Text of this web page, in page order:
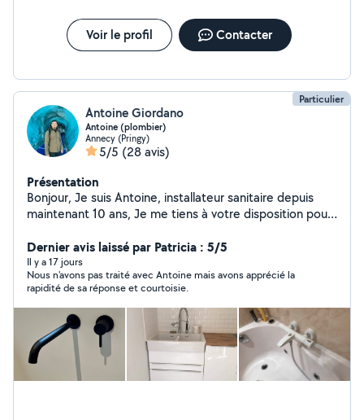
Voir le profil Contacter
Particulier
Antoine Giordano
Antoine (plombier)
Annecy (Pringy)
5/5 (28 avis)
Présentation
Bonjour, Je suis Antoine, installateur sanitaire depuis
maintenant 10 ans, Je me tiens à votre disposition pour
chauffage sur le bassin Annécien et alentours. Si vous
avez une demande ou une question, n'hésitez pas ! A
bientôt !
Dernier avis laissé par Patricia : 5/5
Il y a 17 jours
Nous n'avons pas traité avec Antoine mais avons apprécié la
rapidité de sa réponse et courtoisie.